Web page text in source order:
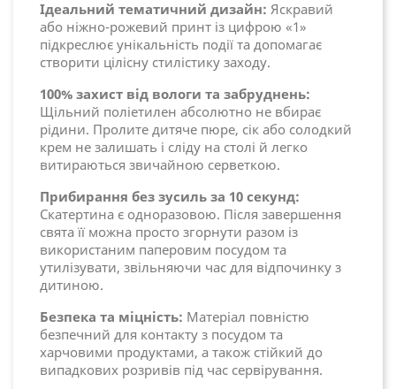
Ідеальний тематичний дизайн: Яскравий
або ніжно-рожевий принт із цифрою «1»
підкреслює унікальність події та допомагає
створити цілісну стилістику заходу.
100% захист від вологи та забруднень:
Щільний поліетилен абсолютно не вбирає
рідини. Пролите дитяче пюре, сік або солодкий
крем не залишать і сліду на столі й легко
витираються звичайною серветкою.
Прибирання без зусиль за 10 секунд:
Скатертина є одноразовою. Після завершення
свята її можна просто згорнути разом із
використаним паперовим посудом та
утилізувати, звільняючи час для відпочинку з
дитиною.
Безпека та міцність: Матеріал повністю
безпечний для контакту з посудом та
харчовими продуктами, а також стійкий до
випадкових розривів під час сервірування.